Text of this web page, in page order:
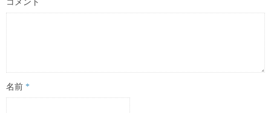
コメント
名前 *